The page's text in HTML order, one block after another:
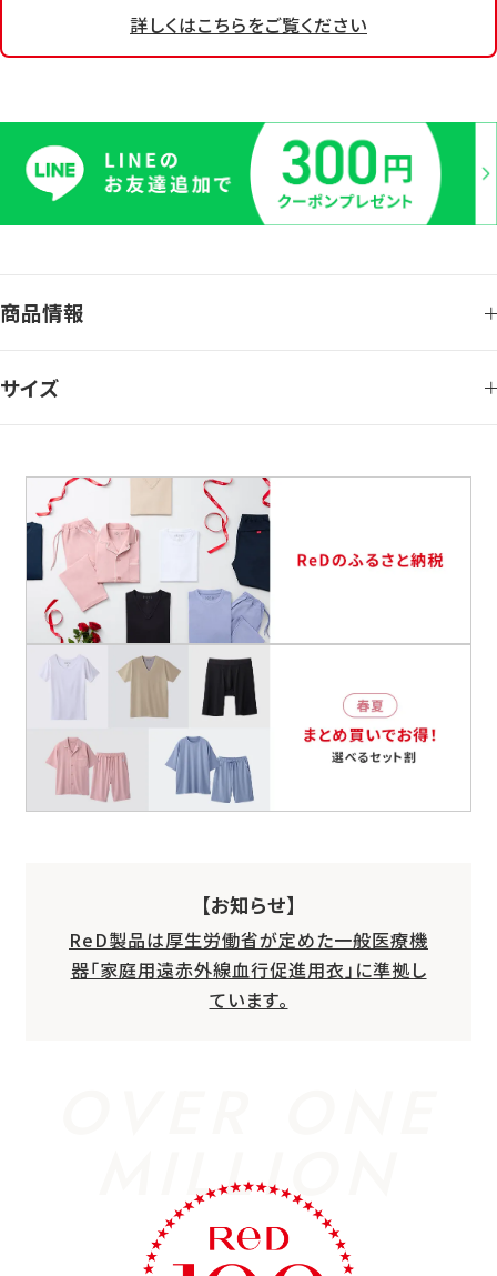
詳しくはこちらをご覧ください
商品情報
サイズ
【お知らせ】
ReD製品は厚生労働省が定めた一般医療機
器「家庭用遠赤外線血行促進用衣」に準拠し
ています。
MILLION